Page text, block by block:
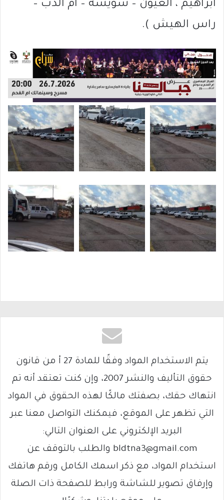
ابراهيم ، العيون – سويسة – ام الدب –
راس الهيش ).
يتم الاستخدام المواد وفقًا للمادة 27 أ من قانون
حقوق التأليف والنشر 2007، وإن كنت تعتقد أنه تم
انتهاك حقك، بصفتك مالكًا لهذه الحقوق في المواد
التي تظهر على الموقع، فيمكنك التواصل معنا عبر
البريد الإلكتروني على العنوان التالي:
bldtna3@gmail.com والطلب بالتوقف عن
استخدام المواد، مع ذكر اسمك الكامل ورقم هاتفك
وإرفاق تصوير للشاشة ورابط للصفحة ذات الصلة